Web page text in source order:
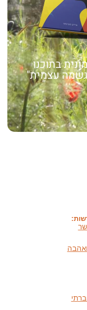
בתוכנו
עצמית"